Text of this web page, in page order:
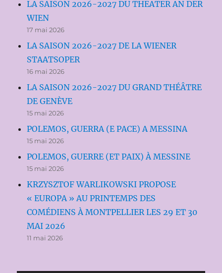
LA SAISON 2026-2027 DU THEATER AN DER
WIEN
17 mai 2026
LA SAISON 2026-2027 DE LA WIENER
STAATSOPER
16 mai 2026
LA SAISON 2026-2027 DU GRAND THÉÂTRE
DE GENÈVE
15 mai 2026
POLEMOS, GUERRA (E PACE) A MESSINA
15 mai 2026
POLEMOS, GUERRE (ET PAIX) À MESSINE
15 mai 2026
KRZYSZTOF WARLIKOWSKI PROPOSE
« EUROPA » AU PRINTEMPS DES
COMÉDIENS À MONTPELLIER LES 29 ET 30
MAI 2026
11 mai 2026